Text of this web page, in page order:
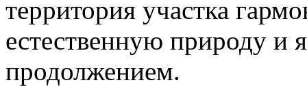
территория участка
естественную природу и
продолжением.